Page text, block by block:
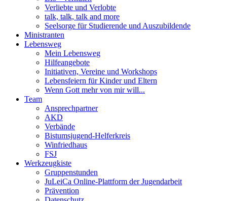
Verliebte und Verlobte
talk, talk, talk and more
Seelsorge für Studierende und Auszubildende
Ministranten
Lebensweg
Mein Lebensweg
Hilfeangebote
Initiativen, Vereine und Workshops
Lebensfeiern für Kinder und Eltern
Wenn Gott mehr von mir will...
Team
Ansprechpartner
AKD
Verbände
Bistumsjugend-Helferkreis
Winfriedhaus
FSJ
Werkzeugkiste
Gruppenstunden
JuLeiCa Online-Plattform der Jugendarbeit
Prävention